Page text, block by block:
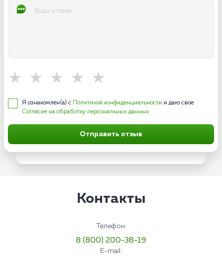
Я ознакомлен(а) с Политикой конфиденциальности и даю свое
Согласие на обработку персональных данных
Отправить отзыв
Контакты
Телефон:
8 (800) 200-38-19
E-mail: